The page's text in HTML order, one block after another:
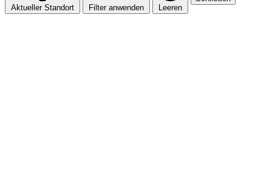
Aktueller Standort Filter anwenden Leeren